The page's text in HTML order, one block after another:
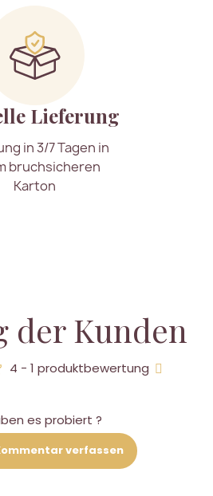
Lieferung
in 3/7 Tagen in
bruchsicheren
Karton
der Kunden
4 - 1 produktbewertung
es probiert ?
verfassen